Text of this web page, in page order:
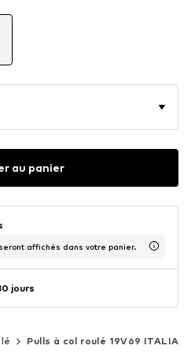
au panier
affichés dans votre panier.
jours
Pulls à col roulé 19V69 ITALIA